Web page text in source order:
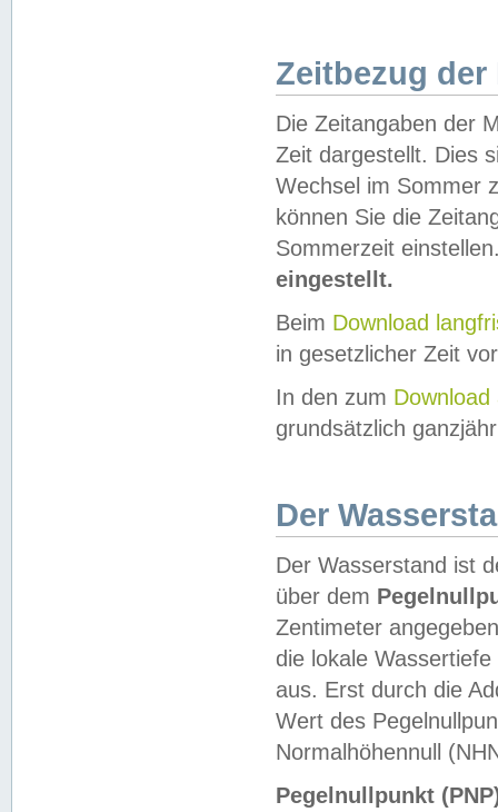
Zeitbezug der
Die Zeitangaben der
Zeit dargestellt. Dies
Wechsel im Sommer
können Sie die
Sommerzeit
eingestellt.
Beim Download
in gesetzlicher Zeit
In den zum Download
grundsätzlich
Der
Der Wasserstand ist
über dem
Zentimeter
die lokale
aus. Erst durch die
Wert des
Normalhöhennull
Pegelnullpunkt